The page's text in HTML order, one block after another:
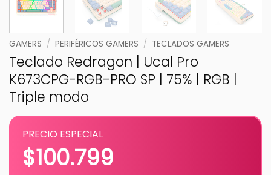
GAMERS / PERIFÉRICOS GAMERS / TECLADOS GAMERS
Teclado Redragon | Ucal Pro
K673CPG-RGB-PRO SP | 75% | RGB |
Triple modo
PRECIO ESPECIAL
$100.799